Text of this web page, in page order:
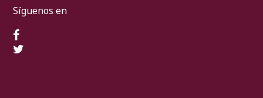
Síguenos en